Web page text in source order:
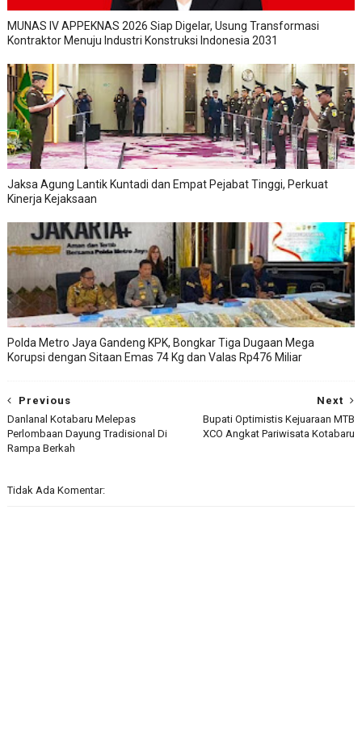
MUNAS IV APPEKNAS 2026 Siap Digelar, Usung Transformasi
Kontraktor Menuju Industri Konstruksi Indonesia 2031
Jaksa Agung Lantik Kuntadi dan Empat Pejabat Tinggi, Perkuat
Kinerja Kejaksaan
Polda Metro Jaya Gandeng KPK, Bongkar Tiga Dugaan Mega
Korupsi dengan Sitaan Emas 74 Kg dan Valas Rp476 Miliar
Next
Bupati Optimistis Kejuaraan MTB
XCO Angkat Pariwisata Kotabaru
Previous
Danlanal Kotabaru Melepas
Perlombaan Dayung Tradisional Di
Rampa Berkah
Tidak Ada Komentar: